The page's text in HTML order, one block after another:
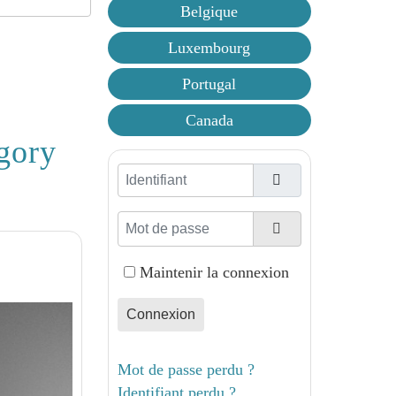
Belgique
Luxembourg
Portugal
Canada
Identifiant
Mot de passe
Maintenir la connexion
Connexion
Mot de passe perdu ?
Identifiant perdu ?